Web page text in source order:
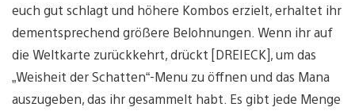
euch gut schlagt und höhere Kombos erzielt, erhaltet ihr
dementsprechend größere Belohnungen. Wenn ihr auf
die Weltkarte zurückkehrt, drückt [DREIECK], um das
„Weisheit der Schatten“-Menu zu öffnen und das Mana
auszugeben, das ihr gesammelt habt. Es gibt jede Menge